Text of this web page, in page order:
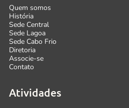
Quem somos
História
Sede Central
Sede Lagoa
Sede Cabo Frio
Diretoria
Associe-se
Contato
Atividades